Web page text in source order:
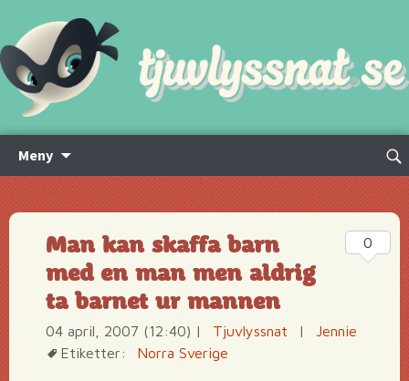
Meny
innehåll
Sök
Man kan skaffa barn
med en man men aldrig
ta barnet ur mannen
04 april, 2007 (12:40) | Tjuvlyssnat |
Jennie
Etiketter:
Norra Sverige
0